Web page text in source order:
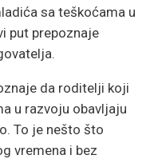
sa teškoćama u
put prepoznaje
da roditelji koji
u razvoju obavljaju
To je nešto što
vremena i bez